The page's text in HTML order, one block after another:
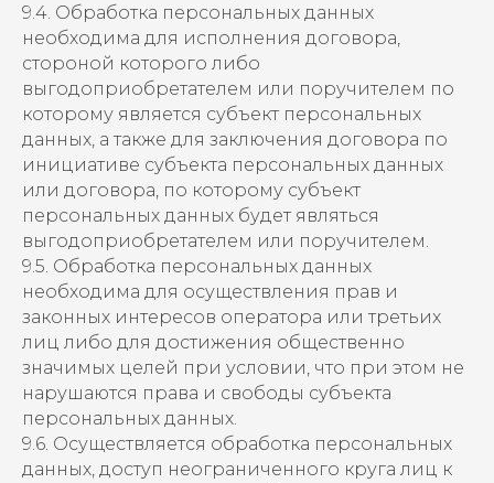
9.4. Обработка персональных данных
необходима для исполнения договора,
стороной которого либо
выгодоприобретателем или поручителем по
которому является субъект персональных
данных, а также для заключения договора по
инициативе субъекта персональных данных
или договора, по которому субъект
персональных данных будет являться
выгодоприобретателем или поручителем.
9.5. Обработка персональных данных
необходима для осуществления прав и
законных интересов оператора или третьих
лиц либо для достижения общественно
значимых целей при условии, что при этом не
нарушаются права и свободы субъекта
персональных данных.
9.6. Осуществляется обработка персональных
данных, доступ неограниченного круга лиц к